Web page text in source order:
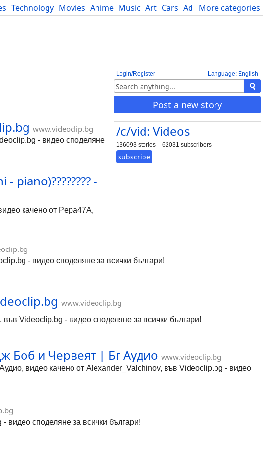
More categories
Technology Movies Anime Music Art Cars Advice Science
Language: English
Login/Register
Post a new story
/c/vid: Videos
136093 stories 62031 subscribers
subscribe
www.videoclip.bg
- видео споделяне
piano)???????? -
качено от Pepa47A,
- видео споделяне за всички българи!
www.videoclip.bg
Videoclip.bg - видео споделяне за всички българи!
Боб и Червеят | Бг Аудио www.videoclip.bg
видео качено от Alexander_Valchinov, във Videoclip.bg - видео
видео споделяне за всички българи!